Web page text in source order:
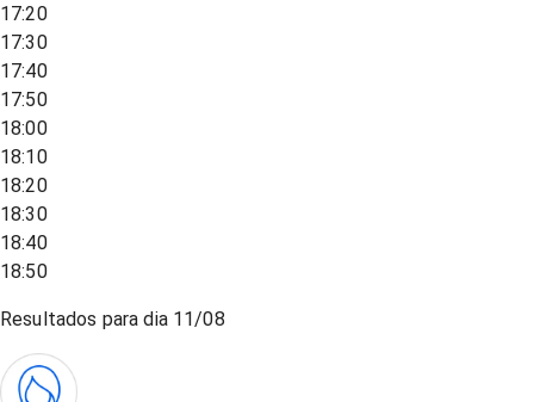
17:20
17:30
17:40
17:50
18:00
18:10
18:20
18:30
18:40
18:50
Resultados para dia 11/08